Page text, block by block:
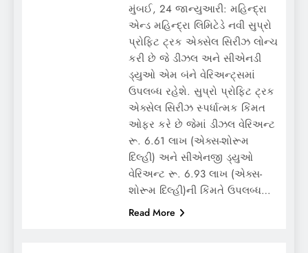
મુંબઈ, 24 જાન્યુઆરી: મહિન્દ્રા
એન્ડ મહિન્દ્રા લિમિટેડે નવી સુપ્રો
પ્રોફિટ ટ્રક એક્સેલ સિરીઝ લોન્ચ
કરી છે જે ડીઝલ અને સીએનડી
ડ્યુઓ એમ બંને વેરિઅન્ટ્સમાં
ઉપલબ્ધ રહેશે. સુપ્રો પ્રોફિટ ટ્રક
એક્સેલ સિરીઝ સ્પર્ધાત્મક કિંમત
ઓફર કરે છે જેમાં ડીઝલ વેરિઅન્ટ
રૂ. 6.61 લાખ (એક્સ-શોરૂમ
દિલ્હી) અને સીએનજી ડ્યુઓ
વેરિઅન્ટ રૂ. 6.93 લાખ (એક્સ-
શોરૂમ દિલ્હી)ની કિંમતે ઉપલબ્ધ…
Read More